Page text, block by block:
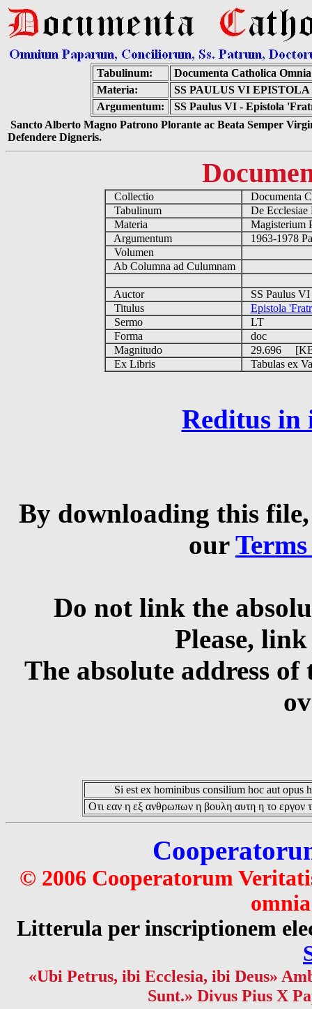
Tabulinum:
Documenta Catholica Omnia
Materia:
SS PAULUS VI
Argumentum:
SS Paulus VI - Epistola
Sancto Alberto Magno Patrono Plorante ac Beata Semper
Defendere Digneris.
Collectio
Documenta
Tabulinum
De
Materia
Magisterium
Argumentum
1963-1978
Volumen
Ab Columna ad Culumnam
Auctor
SS Paulus
Titulus
Epistola
Sermo
LT
Forma
doc
Magnitudo
29.696
Ex Libris
Tabulas ex
Reditus in
By downloading this
our
Do not link the
Please,
The absolute address
Si est ex hominibus consilium hoc aut opus
Οτι εαν η εξ ανθρωπων η βουλη αυτη η το εργον
© 2006 Cooperatorum
Litterula per inscriptionem
«Ubi Petrus, ibi Ecclesia, ibi Deus»
Sunt.» Divus Pius X